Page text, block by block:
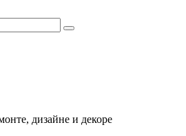
дизайне и декоре